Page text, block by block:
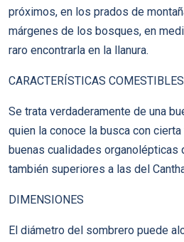
próximos, en los prados de
márgenes de los bosques, en
raro encontrarla en la llanura.
CARACTERÍSTICAS COMESTIBLES
Se trata verdaderamente de una
quien la conoce la busca con
buenas cualidades organolépticas
también superiores a las del
DIMENSIONES
El diámetro del sombrero puede